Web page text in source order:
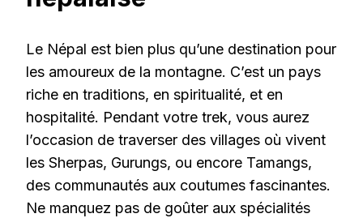
Le Népal est bien plus qu’une destination pour
les amoureux de la montagne. C’est un pays
riche en traditions, en spiritualité, et en
hospitalité. Pendant votre trek, vous aurez
l’occasion de traverser des villages où vivent
les Sherpas, Gurungs, ou encore Tamangs,
des communautés aux coutumes fascinantes.
Ne manquez pas de goûter aux spécialités